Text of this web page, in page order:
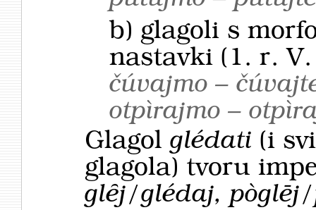
b) glagoli s
nastavki (1. r.
čúvajmo –
otpìrajmo –
Glagol glédati (i
glagola) tvoru
glȇj/glédaj,